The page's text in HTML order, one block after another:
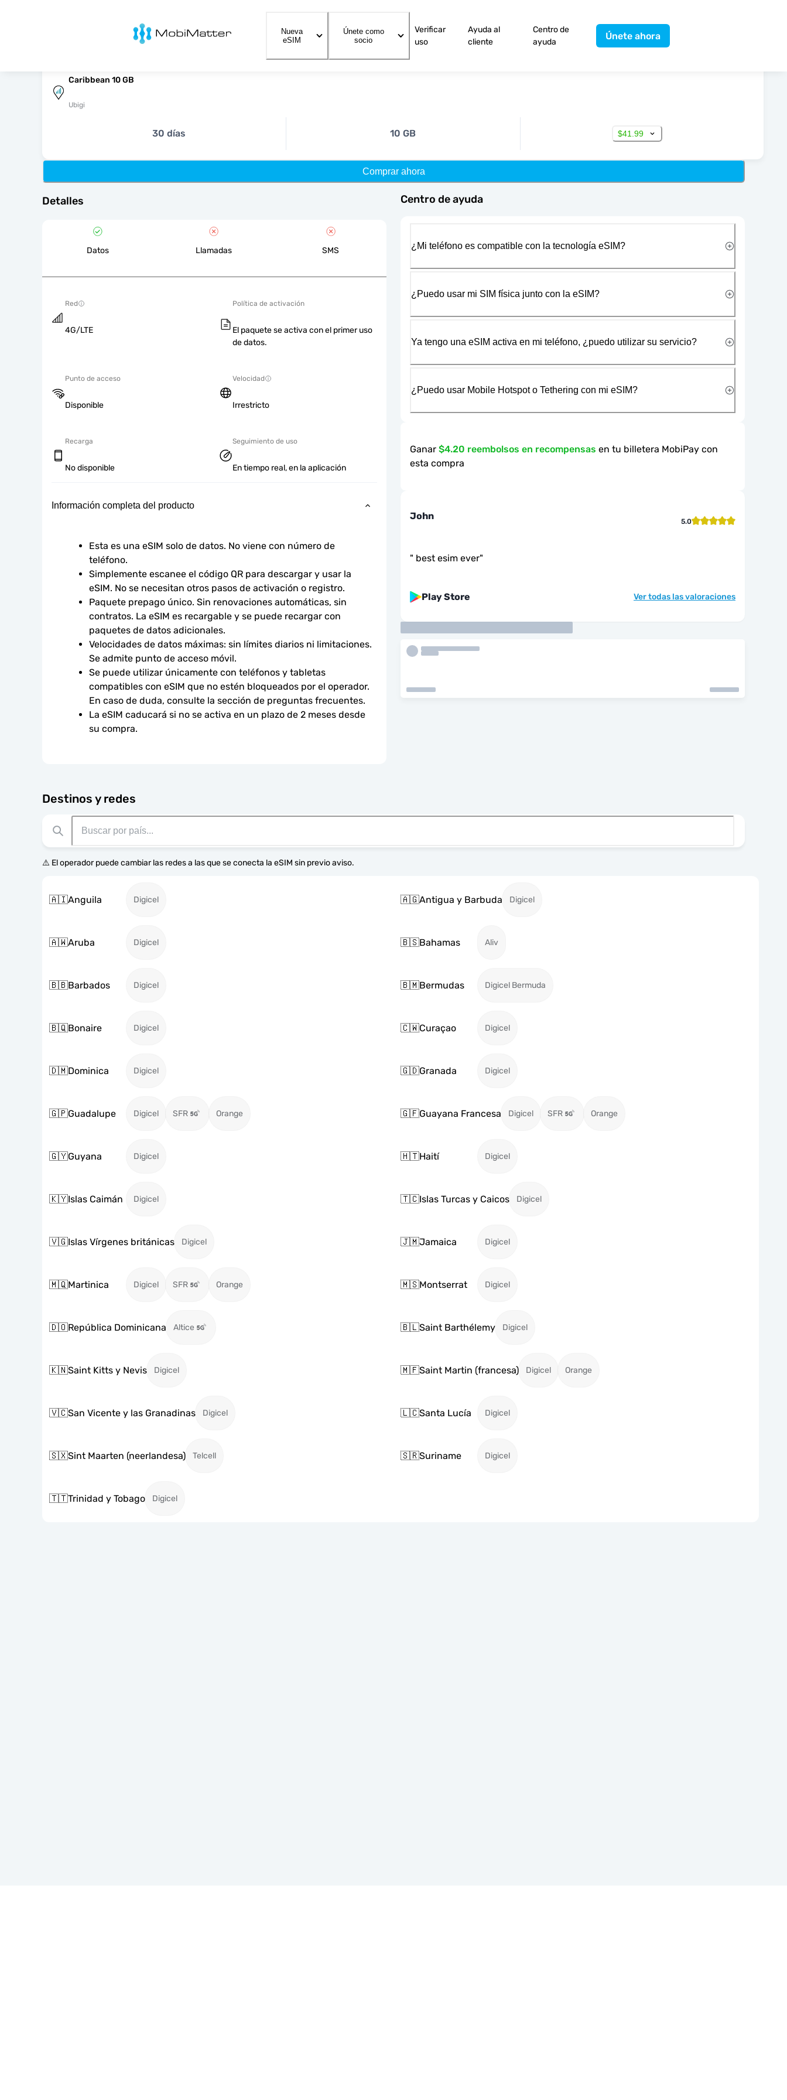
MobiMatter
Nueva
eSIM
Únete como
socio
Verificar
uso
Ayuda al
cliente
Centro de
ayuda
Únete ahora
Caribbean 10 GB
Ubigi
30 días 10 GB $41.99
Comprar ahora
Detalles
Datos Llamadas SMS
Red
4G/LTE
Política de activación
El paquete se activa con el primer uso
de datos.
Punto de acceso
Disponible
Velocidad
Irrestricto
Recarga
No disponible
Seguimiento de uso
En tiempo real, en la aplicación
Información completa del producto
Esta es una eSIM solo de datos. No viene con número de
teléfono.
Simplemente escanee el código QR para descargar y usar la
eSIM. No se necesitan otros pasos de activación o registro.
Paquete prepago único. Sin renovaciones automáticas, sin
contratos. La eSIM es recargable y se puede recargar con
paquetes de datos adicionales.
Velocidades de datos máximas: sin límites diarios ni limitaciones.
Se admite punto de acceso móvil.
Se puede utilizar únicamente con teléfonos y tabletas
compatibles con eSIM que no estén bloqueados por el operador.
En caso de duda, consulte la sección de preguntas frecuentes.
La eSIM caducará si no se activa en un plazo de 2 meses desde
su compra.
Destinos y redes
⚠️ El operador puede cambiar las redes a las que se conecta la eSIM sin previo aviso.
🇦🇮Anguila Digicel 🇦🇬Antigua y Barbuda Digicel
🇦🇼Aruba Digicel 🇧🇸Bahamas Aliv
🇧🇧Barbados Digicel 🇧🇲Bermudas Digicel Bermuda
🇧🇶Bonaire Digicel 🇨🇼Curaçao Digicel
🇩🇲Dominica Digicel 🇬🇩Granada Digicel
🇬🇵Guadalupe Digicel SFR Orange 🇬🇫Guayana Francesa Digicel SFR Orange
🇬🇾Guyana Digicel 🇭🇹Haití Digicel
🇰🇾Islas Caimán Digicel 🇹🇨Islas Turcas y Caicos Digicel
🇻🇬Islas Vírgenes británicas Digicel 🇯🇲Jamaica Digicel
🇲🇶Martinica Digicel SFR Orange 🇲🇸Montserrat Digicel
🇩🇴República Dominicana Altice 🇧🇱Saint Barthélemy Digicel
🇰🇳Saint Kitts y Nevis Digicel 🇲🇫Saint Martin (francesa) Digicel Orange
🇻🇨San Vicente y las Granadinas Digicel 🇱🇨Santa Lucía Digicel
🇸🇽Sint Maarten (neerlandesa) Telcell 🇸🇷Suriname Digicel
🇹🇹Trinidad y Tobago Digicel
Centro de ayuda
¿Mi teléfono es compatible con la tecnología eSIM?
¿Puedo usar mi SIM física junto con la eSIM?
Ya tengo una eSIM activa en mi teléfono, ¿puedo utilizar su servicio?
¿Puedo usar Mobile Hotspot o Tethering con mi eSIM?
Ganar $4.20 reembolsos en recompensas en tu billetera MobiPay con
esta compra
John 5.0
" best esim ever"
Play Store Ver todas las valoraciones